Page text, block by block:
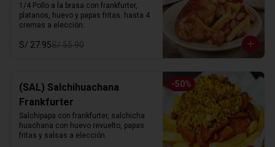
1/4 Pollo a la brasa con frankfurter,
platanos, huevo y papas fritas. hasta 4
cremas a elección.
S/ 27.95S/ 55.90
-50%
(SAL) Salchihuachana
Frankfurter
Salchipapa con frankfurter, salchicha
huachana con huevo revuelto, papas
fritas y salsas a elección.